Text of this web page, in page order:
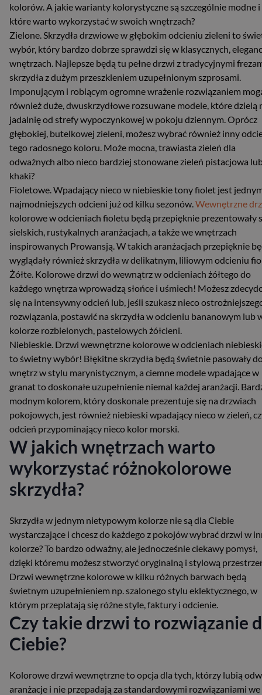
kolorów. A jakie warianty kolorystyczne są szczególnie modne i
które warto wykorzystać w swoich wnętrzach?
Zielone. Skrzydła drzwiowe w głębokim odcieniu zieleni to
wybór, który bardzo dobrze sprawdzi się w klasycznych,
wnętrzach. Najlepsze będą tu pełne drzwi z tradycyjnymi
skrzydła z dużym przeszkleniem uzupełnionym szprosami.
Imponującym i robiącym ogromne wrażenie rozwiązaniem
również duże, dwuskrzydłowe rozsuwane modele, które dzielą
jadalnię od strefy wypoczynkowej w pokoju dziennym. Oprócz
głębokiej, butelkowej zieleni, możesz wybrać również inny
tego radosnego koloru. Może mocna, trawiasta zieleń dla
odważnych albo nieco bardziej stonowane zieleń pistacjowa
khaki?
Fioletowe. Wpadający nieco w niebieskie tony fiolet jest
najmodniejszych odcieni już od kilku sezonów. Wewnętrzne
kolorowe w odcieniach fioletu będą przepięknie prezentowały
sielskich, rustykalnych aranżacjach, a także we wnętrzach
inspirowanych Prowansją. W takich aranżacjach przepięknie
wyglądały również skrzydła w delikatnym, liliowym odcieniu
Żółte. Kolorowe drzwi do wewnątrz w odcieniach żółtego do
każdego wnętrza wprowadzą słońce i uśmiech! Możesz
się na intensywny odcień lub, jeśli szukasz nieco
rozwiązania, postawić na skrzydła w odcieniu bananowym lub
kolorze rozbielonych, pastelowych żółcieni.
Niebieskie. Drzwi wewnętrzne kolorowe w odcieniach
to świetny wybór! Błękitne skrzydła będą świetnie pasowały
wnętrz w stylu marynistycznym, a ciemne modele wpadające w
granat to doskonałe uzupełnienie niemal każdej aranżacji.
modnym kolorem, który doskonale prezentuje się na drzwiach
pokojowych, jest również niebieski wpadający nieco w zieleń,
odcień przypominający nieco kolor morski.
W jakich wnętrzach warto
wykorzystać różnokolorowe
skrzydła?
Skrzydła w jednym nietypowym kolorze nie są dla Ciebie
wystarczające i chcesz do każdego z pokojów wybrać drzwi w
kolorze? To bardzo odważny, ale jednocześnie ciekawy pomysł,
dzięki któremu możesz stworzyć oryginalną i stylową
Drzwi wewnętrzne kolorowe w kilku różnych barwach będą
świetnym uzupełnieniem np. szalonego stylu eklektycznego, w
którym przeplatają się różne style, faktury i odcienie.
Czy takie drzwi to rozwiązanie
Ciebie?
Kolorowe drzwi wewnętrzne to opcja dla tych, którzy lubią
aranżacje i nie przepadają za standardowymi rozwiązaniami we